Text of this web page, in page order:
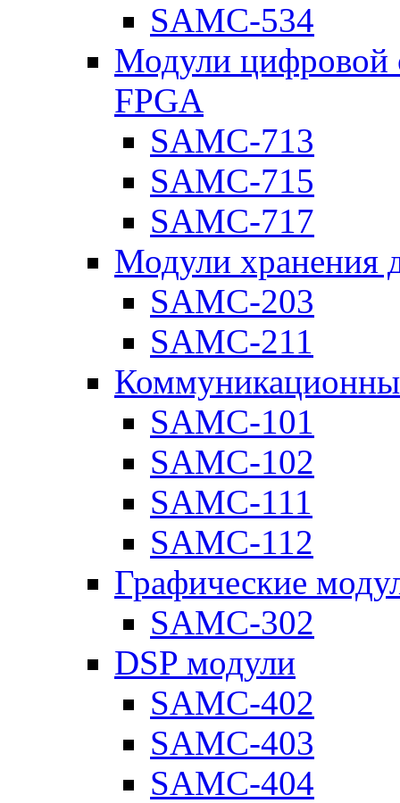
SAMC-534
Модули цифровой
FPGA
SAMC-713
SAMC-715
SAMC-717
Модули хранения
SAMC-203
SAMC-211
SAMC-101
SAMC-102
SAMC-111
SAMC-112
Графические
SAMC-302
DSP модули
SAMC-402
SAMC-403
SAMC-404